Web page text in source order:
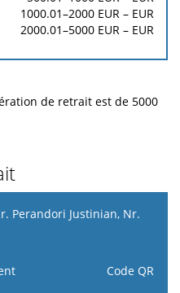
1000.01–2000 EUR – EUR
2000.01–5000 EUR – EUR
de retrait est de 5000
de
Perandori Justinian, Nr.
Code QR